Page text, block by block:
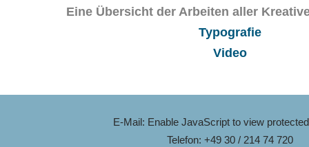
Eine Übersicht der Arbeiten aller
Typografie
Video
E-Mail: Enable JavaScript to view
Telefon: +49 30 / 214 74 720